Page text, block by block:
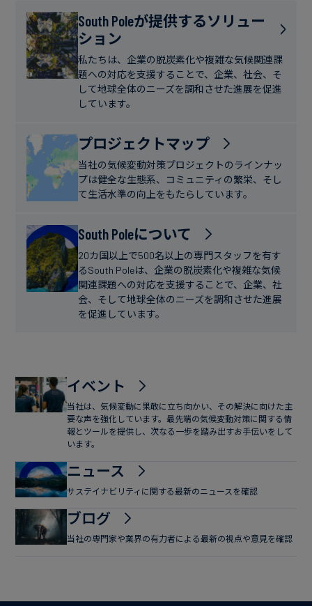
り
み
食
飲
料
ス
テ
ナ
ブ
フ
ァ
イ
ナ
ン
ー
ス
ス
デ
ィ
ニ
ー
ス
South Poleが提供するソリュー
ション
私たちは、企業の脱炭素化や複雑な気候関連課
題への対応を支援することで、企業、社会、そ
して地球全体のニーズを調和させた進展を促進
しています。
プロジェクトマップ
当社の気候変動対策プロジェクトのラインナッ
プは健全な生態系、コミュニティの繁栄、そし
て生活水準の向上をもたらしています。
South Poleについて
20カ国以上で500名以上の専門スタッフを有す
るSouth Poleは、企業の脱炭素化や複雑な気候
関連課題への対応を支援することで、企業、社
会、そして地球全体のニーズを調和させた進展
を促進しています。
イベント
当社は、気候変動に果敢に立ち向かい、その解決に向けた主
要な声を強化しています。最先端の気候変動対策に関する情
報とツールを提供し、次なる一歩を踏み出すお手伝いをして
います。
ニュース
サステイナビリティに関する最新のニュースを確認
ブログ
当社の専門家や業界の有力者による最新の視点や意見を確認